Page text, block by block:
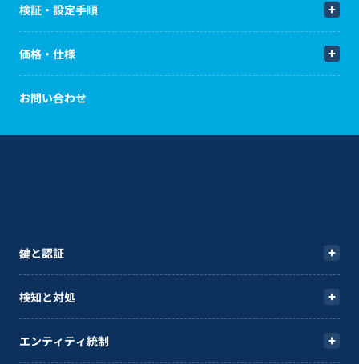
検証・設定手順
価格・仕様
お問い合わせ
鍵と認証
検知と対処
エンティティ統制